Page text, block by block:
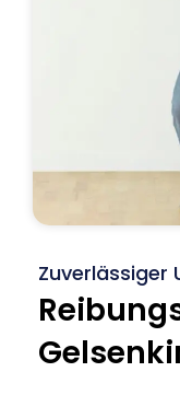
Zuverlässiger